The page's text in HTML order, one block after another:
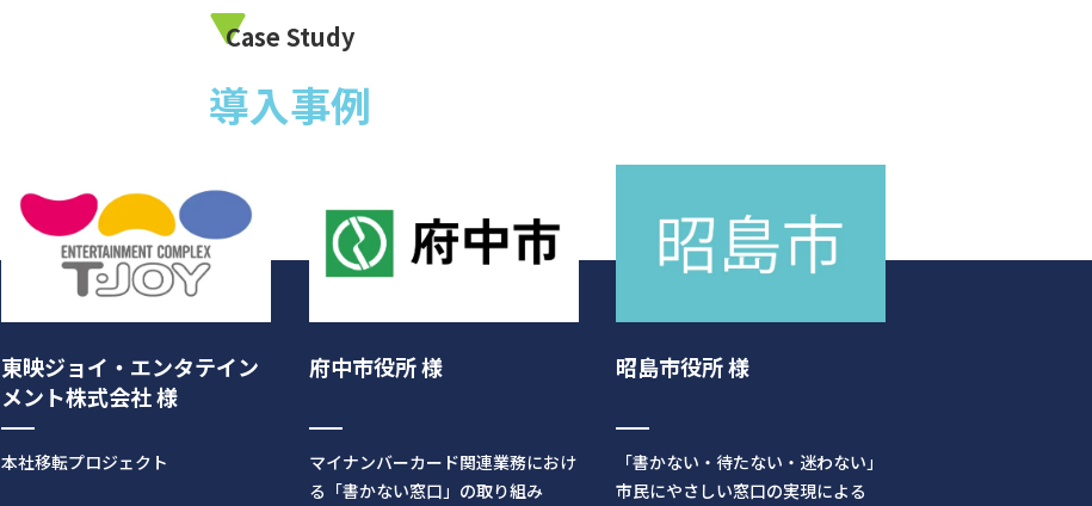
Case Study
導入事例
東映ジョイ・エンタテイン
メント株式会社 様
本社移転プロジェクト
府中市役所 様
マイナンバーカード関連業務におけ
る「書かない窓口」の取り組み
昭島市役所 様
「書かない・待たない・迷わない」
市民にやさしい窓口の実現による